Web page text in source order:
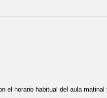
el horario habitual del aula